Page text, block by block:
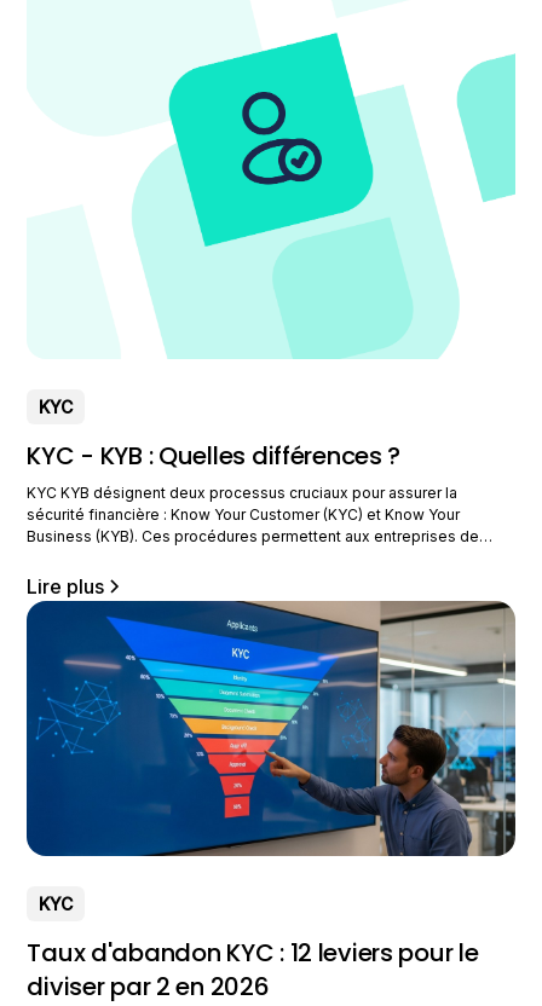
KYC
KYC - KYB : Quelles différences ?
KYC KYB désignent deux processus cruciaux pour assurer la
sécurité financière : Know Your Customer (KYC) et Know Your
Business (KYB). Ces procédures permettent aux entreprises de
afin de prévenir la fraude. Comprendre leurs différences est
essentiel pour toute entreprise souhaitant optimiser ses stratégies
de conformité réglementaire.
Lire plus
KYC
Taux d'abandon KYC : 12 leviers pour le
diviser par 2 en 2026